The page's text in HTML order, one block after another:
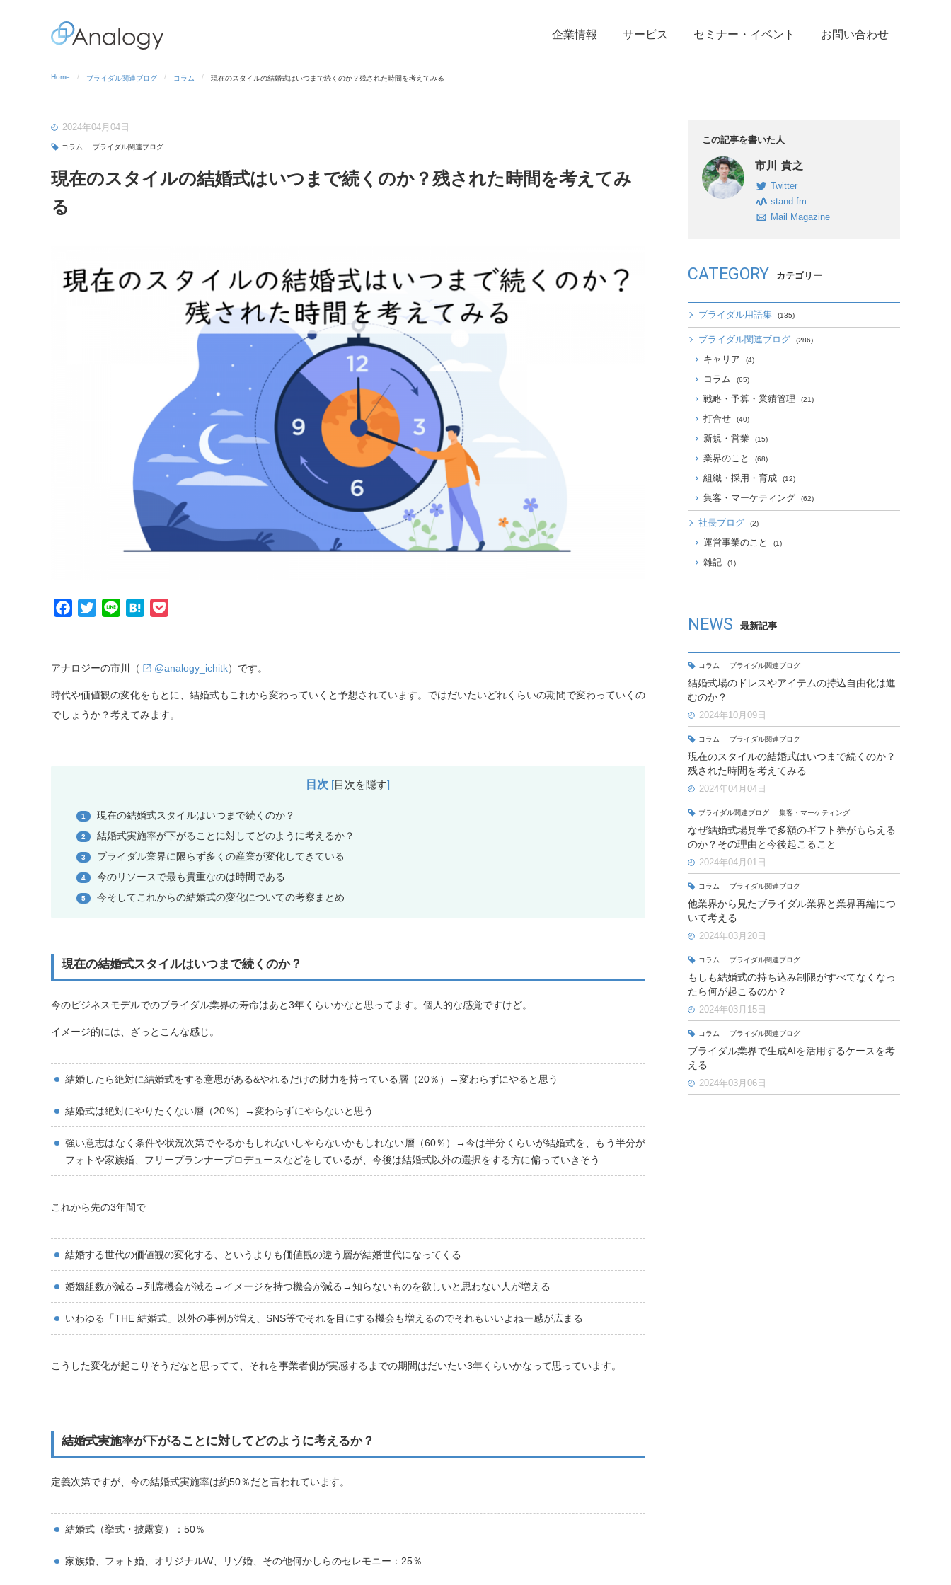
企業情報 サービス セミナー・イベント お問い合わせ
Home ブライダル関連ブログ コラム 現在のスタイルの結婚式はいつまで続くのか？残された時間を考えてみる
2024年04月04日
コラム ブライダル関連ブログ
現在のスタイルの結婚式はいつまで続くのか？残された時間を考えてみ
る
Facebook
Twitter Line Hatena
アナロジーの市川（ @analogy_ichitk）です。
時代や価値観の変化をもとに、結婚式もこれから変わっていくと予想されています。ではだいたいどれくらいの期間で変わっていくの
でしょうか？考えてみます。
目次 [目次を隠す]
1 現在の結婚式スタイルはいつまで続くのか？
2 結婚式実施率が下がることに対してどのように考えるか？
3 ブライダル業界に限らず多くの産業が変化してきている
4 今のリソースで最も貴重なのは時間である
5 今そしてこれからの結婚式の変化についての考察まとめ
現在の結婚式スタイルはいつまで続くのか？
今のビジネスモデルでのブライダル業界の寿命はあと3年くらいかなと思ってます。個人的な感覚ですけど。
イメージ的には、ざっとこんな感じ。
結婚したら絶対に結婚式をする意思がある&やれるだけの財力を持っている層（20％）→変わらずにやると思う
結婚式は絶対にやりたくない層（20％）→変わらずにやらないと思う
強い意志はなく条件や状況次第でやるかもしれないしやらないかもしれない層（60％）→今は半分くらいが結婚式を、もう半分が
フォトや家族婚、フリープランナープロデュースなどをしているが、今後は結婚式以外の選択をする方に偏っていきそう
これから先の3年間で
結婚する世代の価値観の変化する、というよりも価値観の違う層が結婚世代になってくる
婚姻組数が減る→列席機会が減る→イメージを持つ機会が減る→知らないものを欲しいと思わない人が増える
いわゆる「THE 結婚式」以外の事例が増え、SNS等でそれを目にする機会も増えるのでそれもいいよねー感が広まる
こうした変化が起こりそうだなと思ってて、それを事業者側が実感するまでの期間はだいたい3年くらいかなって思っています。
結婚式実施率が下がることに対してどのように考えるか？
定義次第ですが、今の結婚式実施率は約50％だと言われています。
結婚式（挙式・披露宴）：50％
家族婚、フォト婚、オリジナルW、リゾ婚、その他何かしらのセレモニー：25％
この記事を書いた人
市川 貴之
Twitter
stand.fm
Mail Magazine
CATEGORY カテゴリー
ブライダル用語集 (135)
ブライダル関連ブログ (286)
キャリア (4)
コラム (65)
戦略・予算・業績管理 (21)
打合せ (40)
新規・営業 (15)
業界のこと (68)
組織・採用・育成 (12)
集客・マーケティング (62)
社長ブログ (2)
運営事業のこと (1)
雑記 (1)
NEWS 最新記事
コラム ブライダル関連ブログ
結婚式場のドレスやアイテムの持込自由化は進
むのか？
2024年10月09日
コラム ブライダル関連ブログ
現在のスタイルの結婚式はいつまで続くのか？
残された時間を考えてみる
2024年04月04日
ブライダル関連ブログ 集客・マーケティング
なぜ結婚式場見学で多額のギフト券がもらえる
のか？その理由と今後起こること
2024年04月01日
コラム ブライダル関連ブログ
他業界から見たブライダル業界と業界再編につ
いて考える
2024年03月20日
コラム ブライダル関連ブログ
もしも結婚式の持ち込み制限がすべてなくなっ
たら何が起こるのか？
2024年03月15日
コラム ブライダル関連ブログ
ブライダル業界で生成AIを活用するケースを考
える
2024年03月06日